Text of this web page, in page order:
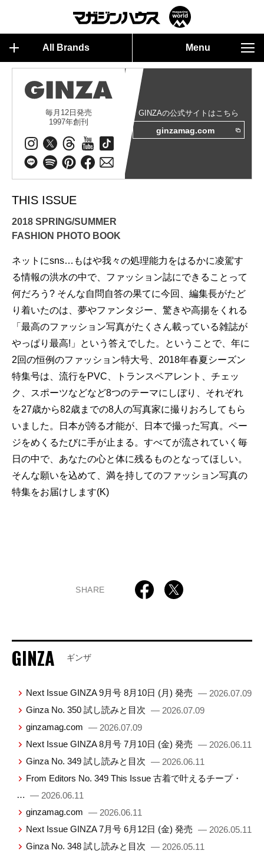
All Brands Menu
毎月12日発売
1997年創刊
GINZAの公式サイトはこちら
ginzamag.com
THIS ISSUE
2018 SPRING/SUMMER
FASHION PHOTO BOOK
ネットにsns…もはや我々の処理能力をはるかに凌駕す
る情報の洪水の中で、ファッション誌にできることって
何だろう? そんな自問自答の果てに今回、編集長がたど
り着いたのは、夢やファンタジー、驚きや高揚をくれる
「最高のファッション写真がたくさん載っている雑誌が
やっぱり最高!」という答えでした。ということで、年に
2回の恒例のファッション特大号、2018年春夏シーズン
特集号は、流行をPVC、トランスペアレント、チェッ
ク、スポーツなどなど8つのテーマにしぼり、それぞれ
を27歳から82歳までの8人の写真家に撮りおろしてもら
いました。日本が誇る才能が、日本で撮った写真。ペー
ジをめくるたびに手が止まる。すべてが流されていく毎
日の中で、あなたの心と体に残るものとなってほしい。
そんな願いを込めて、満を持してのファッション写真の
特集をお届けします(K)
SHARE
GINZA ギンザ
Next Issue GINZA 9月号 8月10日 (月) 発売 — 2026.07.09
Ginza No. 350 試し読みと目次 — 2026.07.09
ginzamag.com — 2026.07.09
Next Issue GINZA 8月号 7月10日 (金) 発売 — 2026.06.11
Ginza No. 349 試し読みと目次 — 2026.06.11
From Editors No. 349 This Issue 古着で叶えるチープ・
… — 2026.06.11
ginzamag.com — 2026.06.11
Next Issue GINZA 7月号 6月12日 (金) 発売 — 2026.05.11
Ginza No. 348 試し読みと目次 — 2026.05.11